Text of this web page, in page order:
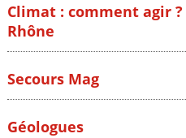
Climat : comment agir
Rhône
Secours Mag
Géologues